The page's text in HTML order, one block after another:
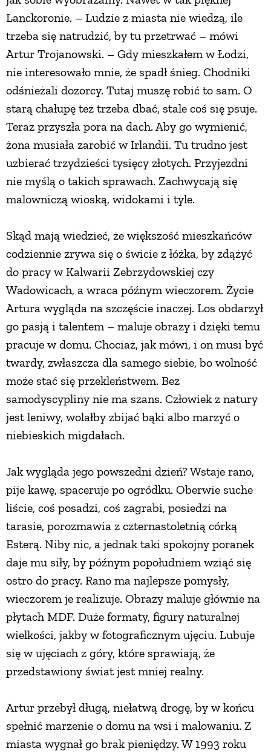
Lanckoronie. – Ludzie z miasta nie wiedzą, ile
trzeba się natrudzić, by tu przetrwać – mówi
Artur Trojanowski. – Gdy mieszkałem w Łodzi,
nie interesowało mnie, że spadł śnieg. Chodniki
odśnieżali dozorcy. Tutaj muszę robić to sam. O
starą chałupę też trzeba dbać, stale coś się psuje.
Teraz przyszła pora na dach. Aby go wymienić,
żona musiała zarobić w Irlandii. Tu trudno jest
uzbierać trzydzieści tysięcy złotych. Przyjezdni
nie myślą o takich sprawach. Zachwycają się
malowniczą wioską, widokami i tyle.
Skąd mają wiedzieć, że większość mieszkańców
codziennie zrywa się o świcie z łóżka, by zdążyć
do pracy w Kalwarii Zebrzydowskiej czy
Wadowicach, a wraca późnym wieczorem. Życie
Artura wygląda na szczęście inaczej. Los obdarzył
go pasją i talentem – maluje obrazy i dzięki temu
pracuje w domu. Chociaż, jak mówi, i on musi być
twardy, zwłaszcza dla samego siebie, bo wolność
może stać się przekleństwem. Bez
samodyscypliny nie ma szans. Człowiek z natury
jest leniwy, wolałby zbijać bąki albo marzyć o
niebieskich migdałach.
Jak wygląda jego powszedni dzień? Wstaje rano,
pije kawę, spaceruje po ogródku. Oberwie suche
liście, coś posadzi, coś zagrabi, posiedzi na
tarasie, porozmawia z czternastoletnią córką
Esterą. Niby nic, a jednak taki spokojny poranek
daje mu siły, by późnym popołudniem wziąć się
ostro do pracy. Rano ma najlepsze pomysły,
wieczorem je realizuje. Obrazy maluje głównie na
płytach MDF. Duże formaty, figury naturalnej
wielkości, jakby w fotograficznym ujęciu. Lubuje
się w ujęciach z góry, które sprawiają, że
przedstawiony świat jest mniej realny.
Artur przebył długą, niełatwą drogę, by w końcu
spełnić marzenie o domu na wsi i malowaniu. Z
miasta wygnał go brak pieniędzy. W 1993 roku